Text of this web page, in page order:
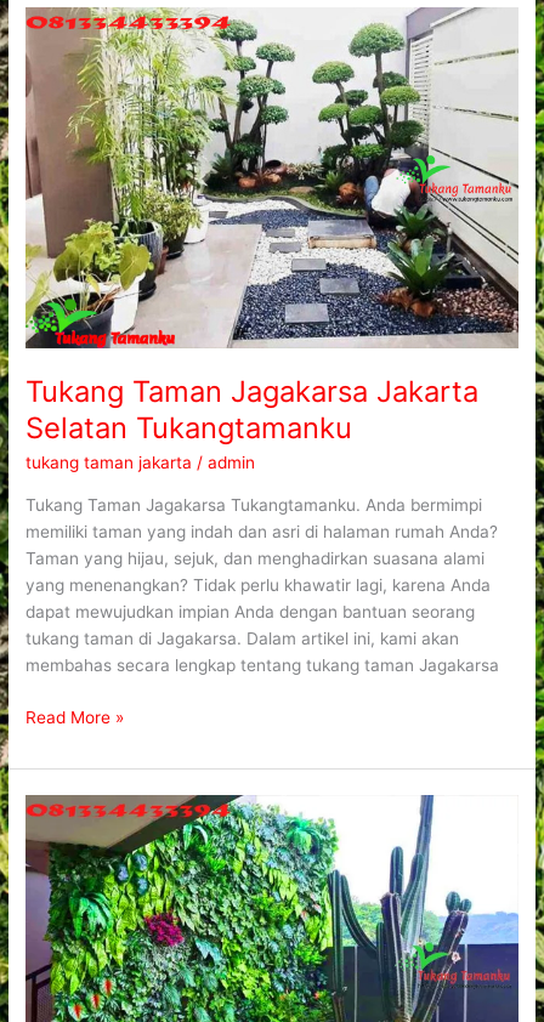
Tukang Taman Jagakarsa Jakarta
Selatan Tukangtamanku
tukang taman jakarta /admin
Tukang Taman Jagakarsa Tukangtamanku. Anda bermimpi
memiliki taman yang indah dan asri di halaman rumah Anda?
Taman yang hijau, sejuk, dan menghadirkan suasana alami
yang menenangkan? Tidak perlu khawatir lagi, karena Anda
dapat mewujudkan impian Anda dengan bantuan seorang
tukang taman di Jagakarsa. Dalam artikel ini, kami akan
membahas secara lengkap tentang tukang taman Jagakarsa
Tukang
Jagakarsa
Jakarta
Selatan
Tukangtamanku
Read More »
Tukang
Taman
Tebet
Jakarta
Selatan